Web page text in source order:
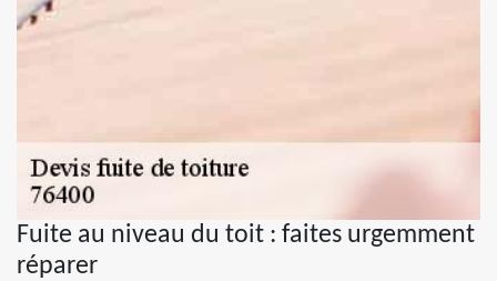
Fuite au niveau du toit : faites urgemment
réparer